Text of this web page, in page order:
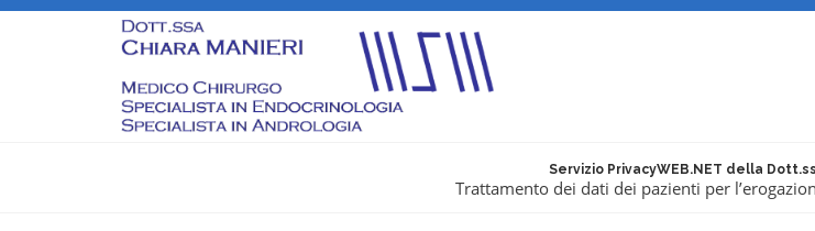
Servizio PrivacyWEB.NET della
Trattamento dei dati dei pazienti per